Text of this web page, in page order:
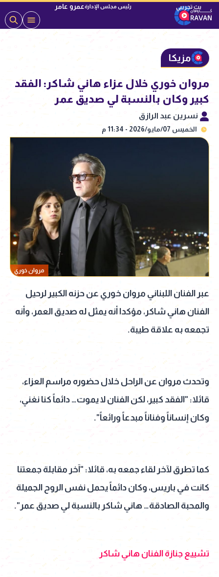
رئيس مجلس الإدارةعمرو عامر
مزيكا
مروان خوري خلال عزاء هاني شاكر: الفقد
كبير وكان بالنسبة لي صديق عمر
نسرين عبد الرازق
الخميس 07/مايو/2026 - 11:34 م
مروان خوري
عبر الفنان اللبناني مروان خوري عن حزنه الكبير لرحيل
الفنان هاني شاكر، مؤكدا أنه يمثل له صديق العمر، وأنه
تجمعه به علاقة طيبة.
وتحدث مروان عن الراحل خلال حضوره مراسم العزاء،
قائلا: "الفقد كبير، لكن الفنان لا يموت… دائماً كنا نغني،
وكان إنساناً وفناناً مبدعاً ورائعاً".
كما تطرق لآخر لقاء جمعه به، قائلا: "آخر مقابلة جمعتنا
كانت في باريس، وكان دائماً يحمل نفس الروح الجميلة
والمحبة الصادقة… هاني شاكر بالنسبة لي صديق عمر".
تشييع جنازة الفنان هاني شاكر